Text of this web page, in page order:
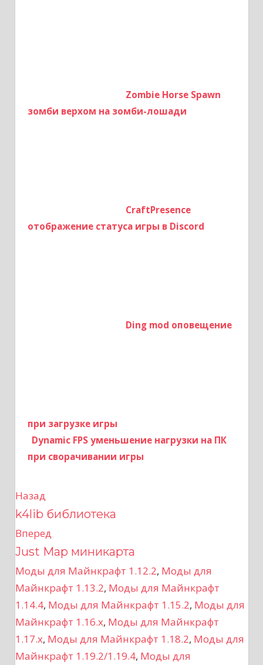
Zombie Horse Spawn
зомби верхом на зомби-лошади
CraftPresence
отображение статуса игры в Discord
Ding mod оповещение
при загрузке игры
Dynamic FPS уменьшение нагрузки на ПК
при сворачивании игры
Н
а
в
и
г
а
ц
Назад
k4lib библиотека
Вперед
Just Map миникарта
Моды для Майнкрафт 1.12.2, Моды для
Майнкрафт 1.13.2, Моды для Майнкрафт
1.14.4, Моды для Майнкрафт 1.15.2, Моды для
Майнкрафт 1.16.x, Моды для Майнкрафт
1.17.x, Моды для Майнкрафт 1.18.2, Моды для
Майнкрафт 1.19.2/1.19.4, Моды для